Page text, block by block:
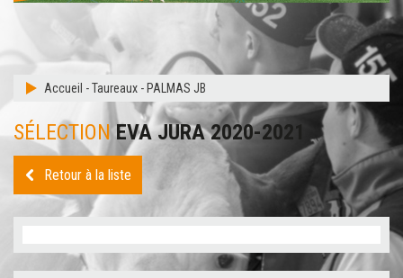
Accueil -Taureaux - PALMAS JB
SÉLECTIONEVA JURA 2020-2021
Retour à la liste